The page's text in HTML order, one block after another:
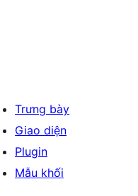
Trưng bày
Giao diện
Plugin
Mẫu khối